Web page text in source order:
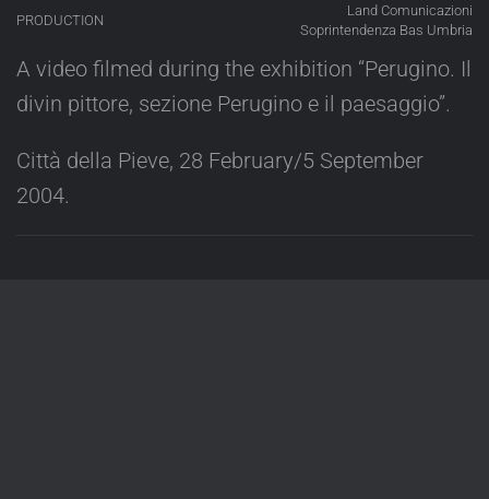
PRODUCTION
Land Comunicazioni
Soprintendenza Bas Umbria
A video filmed during the exhibition “Perugino. Il
divin pittore, sezione Perugino e il paesaggio”.
Città della Pieve, 28 February/5 September
2004.